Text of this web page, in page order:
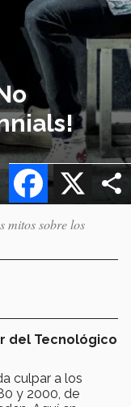
X
Facebook
mitos sobre los
del Tecnológico
culpar a los
y 2000, de